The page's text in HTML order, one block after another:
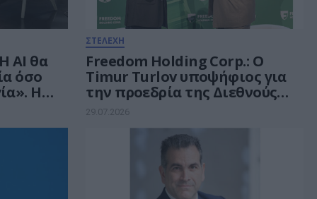
AI θα
όσο
Η
ΣΤΕΛΕΧΗ
Freedom Holding Corp.: Ο
Timur Turlov υποψήφιος για
την προεδρία της Διεθνούς
Σκακιστικής Ομοσπονδίας
29.07.2026